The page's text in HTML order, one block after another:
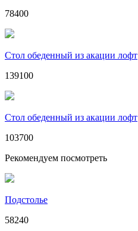
78400
Стол обеденный из акации лофт
139100
Стол обеденный из акации лофт
103700
Рекомендуем посмотреть
Подстолье
58240